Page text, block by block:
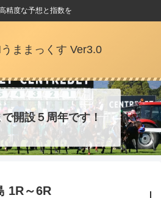
精度な予想と指数を
ままっくす Ver3.0
開設５周年です！
1R～6R